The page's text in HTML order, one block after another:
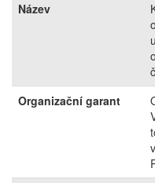
Název
Organizační garant